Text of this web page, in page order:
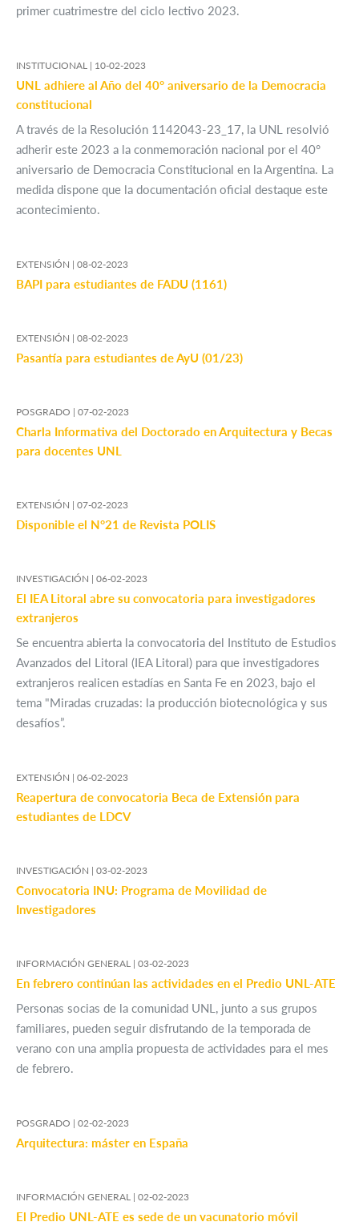
primer cuatrimestre del ciclo lectivo 2023.
INSTITUCIONAL | 10-02-2023
UNL adhiere al Año del 40° aniversario de la Democracia
constitucional
A través de la Resolución 1142043-23_17, la UNL resolvió
adherir este 2023 a la conmemoración nacional por el 40°
aniversario de Democracia Constitucional en la Argentina. La
medida dispone que la documentación oficial destaque este
acontecimiento.
EXTENSIÓN | 08-02-2023
BAPI para estudiantes de FADU (1161)
EXTENSIÓN | 08-02-2023
Pasantía para estudiantes de AyU (01/23)
POSGRADO | 07-02-2023
Charla Informativa del Doctorado en Arquitectura y Becas
para docentes UNL
EXTENSIÓN | 07-02-2023
Disponible el N°21 de Revista POLIS
INVESTIGACIÓN | 06-02-2023
El IEA Litoral abre su convocatoria para investigadores
extranjeros
Se encuentra abierta la convocatoria del Instituto de Estudios
Avanzados del Litoral (IEA Litoral) para que investigadores
extranjeros realicen estadías en Santa Fe en 2023, bajo el
tema "Miradas cruzadas: la producción biotecnológica y sus
desafíos”.
EXTENSIÓN | 06-02-2023
Reapertura de convocatoria Beca de Extensión para
estudiantes de LDCV
INVESTIGACIÓN | 03-02-2023
Convocatoria INU: Programa de Movilidad de
Investigadores
INFORMACIÓN GENERAL | 03-02-2023
En febrero continúan las actividades en el Predio UNL-ATE
Personas socias de la comunidad UNL, junto a sus grupos
familiares, pueden seguir disfrutando de la temporada de
verano con una amplia propuesta de actividades para el mes
de febrero.
POSGRADO | 02-02-2023
Arquitectura: máster en España
INFORMACIÓN GENERAL | 02-02-2023
El Predio UNL-ATE es sede de un vacunatorio móvil